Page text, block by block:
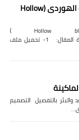
شرح تصميم وتنفيذ البلاطات الهوردى (Hollow
البلاطات الهوردي (Hollow block slabs )
=============================== فى نهاية المقال: 1- تحميل ملف
بالتفصيل التصميم